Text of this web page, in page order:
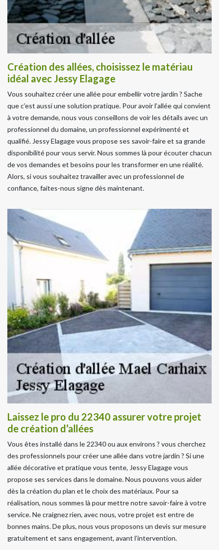
Création des allées, choisissez le matériau
idéal avec Jessy Elagage
Vous souhaitez créer une allée pour embellir votre jardin ? Sache
que c’est aussi une solution pratique. Pour avoir l’allée qui convient
à votre demande, nous vous conseillons de voir les détails avec un
professionnel du domaine, un professionnel expérimenté et
qualifié. Jessy Elagage vous propose ses savoir-faire et sa grande
disponibilité pour vous servir. Nous sommes là pour écouter chacun
de vos demandes et besoins pour les transformer en une réalité.
Alors, si vous souhaitez travailler avec un professionnel de
confiance, faites-nous signe dès maintenant.
Laissez le pro du 22340 assurer votre projet
de création d’allées
Vous êtes installé dans le 22340 ou aux environs ? vous cherchez
des professionnels pour créer une allée dans votre jardin ? Si une
allée décorative et pratique vous tente, Jessy Elagage vous
propose ses services dans le domaine. Nous pouvons vous aider
dès la création du plan et le choix des matériaux. Pour sa
réalisation, nous sommes là pour mettre notre savoir-faire à votre
service. Ne craignez rien, avec nous, votre projet est entre de
bonnes mains. De plus, nous vous proposons un devis sur mesure
gratuitement et sans engagement, avant l’intervention.